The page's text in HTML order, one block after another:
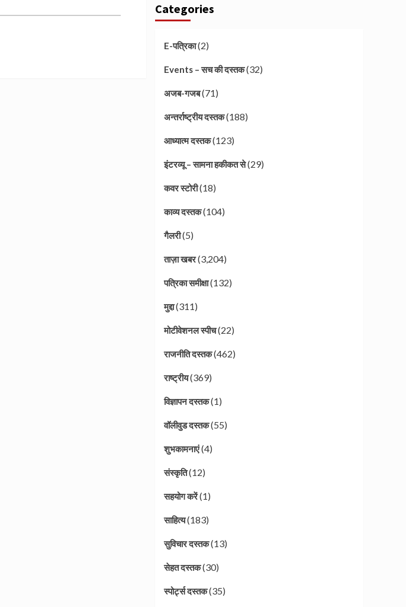
Categories
E-पत्रिका(2)
Events – सच की दस्तक(32)
अजब-गजब(71)
अन्तर्राष्ट्रीय दस्तक(188)
आध्यात्म दस्तक(123)
इंटरव्यू – सामना हकीकत से(29)
कवर स्टोरी(18)
काव्य दस्तक(104)
गैलरी(5)
ताज़ा खबर(3,204)
पत्रिका समीक्षा(132)
मुद्दा(311)
मोटीवेशनल स्पीच(22)
राजनीति दस्तक(462)
राष्ट्रीय(369)
विज्ञापन दस्तक(1)
वॉलीवुड दस्तक(55)
शुभकामनाएं(4)
संस्कृति(12)
सहयोग करें(1)
साहित्य(183)
सुविचार दस्तक(13)
सेहत दस्तक(30)
स्पोर्ट्स दस्तक(35)